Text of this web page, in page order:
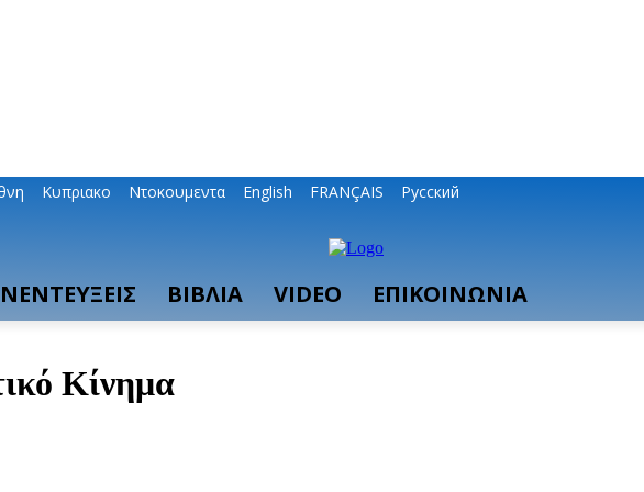
Κυπριακο Ντοκουμεντα English FRANÇAIS Русский
ΒΙΒΛΙΑ VIDEO ΕΠΙΚΟΙΝΩΝΙΑ
Κίνημα